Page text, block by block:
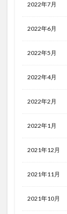
2022年7月
2022年6月
2022年5月
2022年4月
2022年2月
2022年1月
2021年12月
2021年11月
2021年10月